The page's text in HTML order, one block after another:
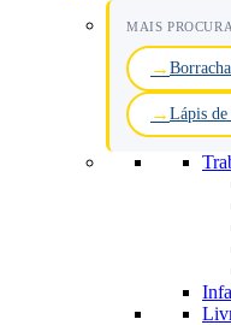
MAIS
Lápis